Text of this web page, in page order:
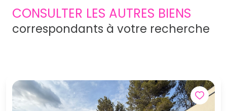
CONSULTER LES AUTRES BIENS
correspondants à votre recherche